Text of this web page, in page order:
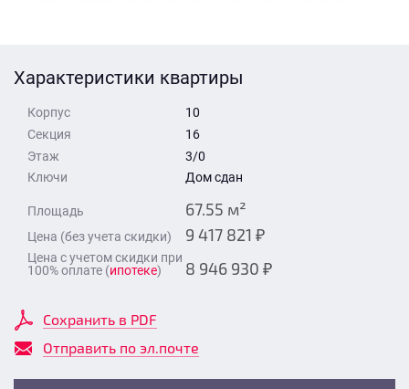
Характеристики квартиры
Корпус
10
Секция
16
Этаж
3/0
Ключи
Дом сдан
Площадь 67.55 м²
Цена (без учета скидки) 9 417 821 ₽
Цена с учетом скидки при
100% оплате (ипотеке) 8 946 930 ₽
Сохранить в PDF
Отправить по эл.почте
Отправить